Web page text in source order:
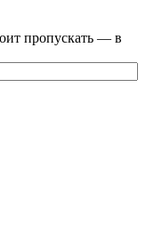
пропускать — в